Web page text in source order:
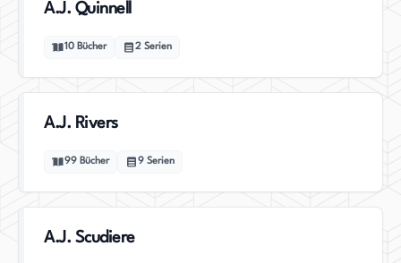
A.J. Quinnell
10 Bücher 2 Serien
A.J. Rivers
99 Bücher 9 Serien
A.J. Scudiere